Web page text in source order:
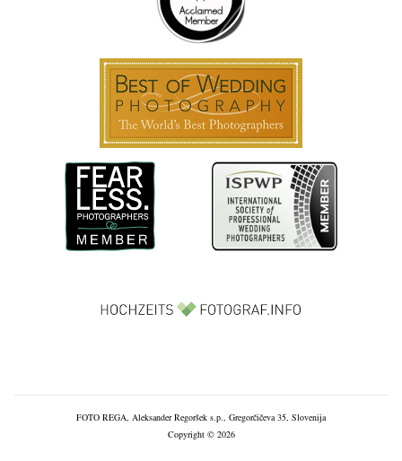
FOTO REGA, Aleksander Regoršek s.p., Gregorčičeva 35, Slovenija
Copyright © 2026